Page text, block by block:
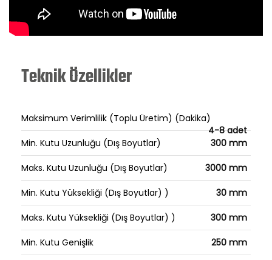
Teknik Özellikler
Maksimum Verimlilik (Toplu Üretim) (Dakika)
4-8 adet
Min. Kutu Uzunluğu (Dış Boyutlar)
300 mm
Maks. Kutu Uzunluğu (Dış Boyutlar) 3000 mm
Min. Kutu Yüksekliği (Dış Boyutlar) ) 30 mm
Maks. Kutu Yüksekliği (Dış Boyutlar) ) 300 mm
Min. Kutu Genişlik 250 mm